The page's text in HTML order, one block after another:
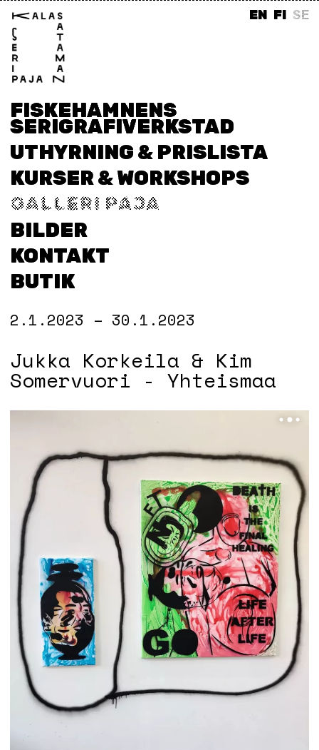
FISKEHAMNENS
SERIGRAFIVERKSTAD
UTHYRNING & PRISLISTA
KURSER & WORKSHOPS
GALLERI PAJA
BILDER
KONTAKT
BUTIK
EN FI SE
2.1.2023 – 30.1.2023
Jukka Korkeila & Kim
Somervuori - Yhteismaa